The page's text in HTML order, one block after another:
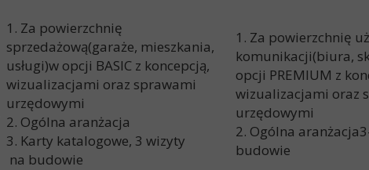
1. Za powierzchnię
sprzedażową(garaże, mieszkania,
usługi)w opcji BASIC z koncepcją,
wizualizacjami oraz sprawami
urzędowymi
2. Ogólna aranżacja
3. Karty katalogowe, 3 wizyty
na budowie
1. Za powierzchnię
komunikacji(biura,
opcji PREMIUM z
wizualizacjami oraz
urzędowymi
2. Ogólna
budowie